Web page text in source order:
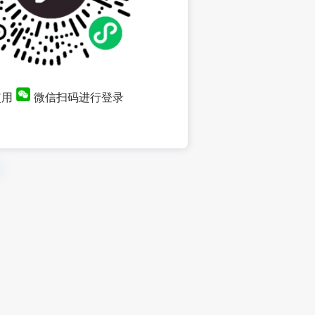
微信扫码进行登录